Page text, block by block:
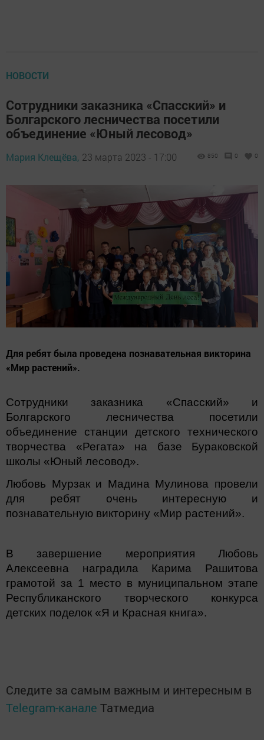
НОВОСТИ
Сотрудники заказника «Спасский» и
Болгарского лесничества посетили
объединение «Юный лесовод»
Мария Клещёва, 23 марта 2023 - 17:00 850 0 0
Для ребят была проведена познавательная викторина
«Мир растений».
Сотрудники заказника «Спасский» и
Болгарского лесничества посетили
объединение станции детского технического
творчества «Регата» на базе Бураковской
школы «Юный лесовод».
Любовь Мурзак и Мадина Мулинова провели
для ребят очень интересную и
познавательную викторину «Мир растений».
В завершение мероприятия Любовь
Алексеевна наградила Карима Рашитова
грамотой за 1 место в муниципальном этапе
Республиканского творческого конкурса
детских поделок «Я и Красная книга».
Следите за самым важным и интересным в
Telegram-канале Татмедиа